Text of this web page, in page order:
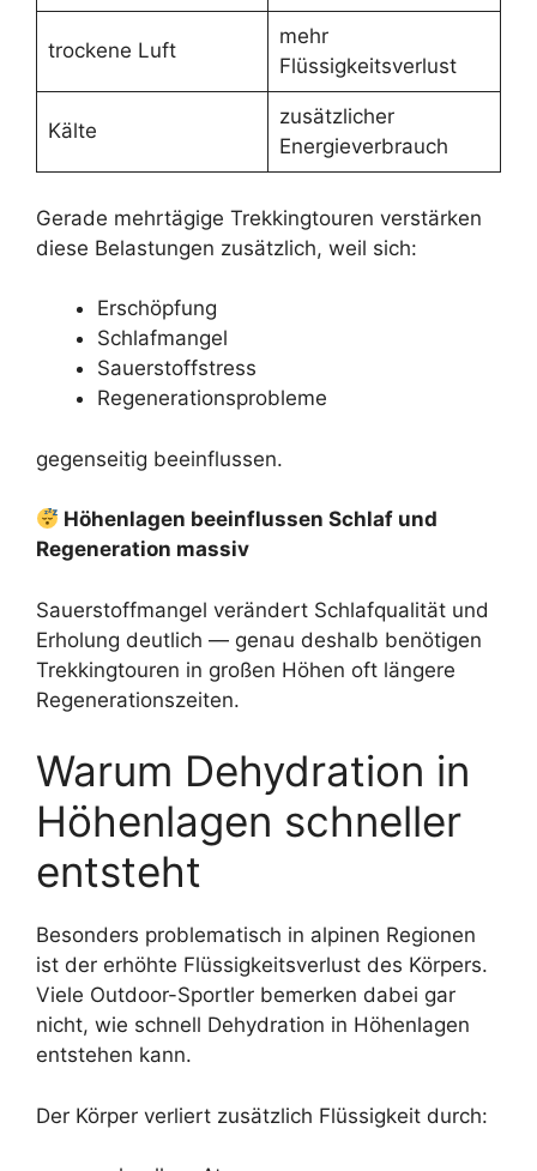
trockene Luft
mehr
Flüssigkeitsverlust
Kälte
zusätzlicher
Energieverbrauch
Gerade mehrtägige Trekkingtouren verstärken
diese Belastungen zusätzlich, weil sich:
Erschöpfung
Schlafmangel
Sauerstoffstress
Regenerationsprobleme
gegenseitig beeinflussen.
Höhenlagen beeinflussen Schlaf und
Regeneration massiv
Sauerstoffmangel verändert Schlafqualität und
Erholung deutlich — genau deshalb benötigen
Trekkingtouren in großen Höhen oft längere
Regenerationszeiten.
Warum Dehydration in
Höhenlagen schneller
entsteht
Besonders problematisch in alpinen Regionen
ist der erhöhte Flüssigkeitsverlust des Körpers.
Viele Outdoor-Sportler bemerken dabei gar
nicht, wie schnell Dehydration in Höhenlagen
entstehen kann.
Der Körper verliert zusätzlich Flüssigkeit durch: